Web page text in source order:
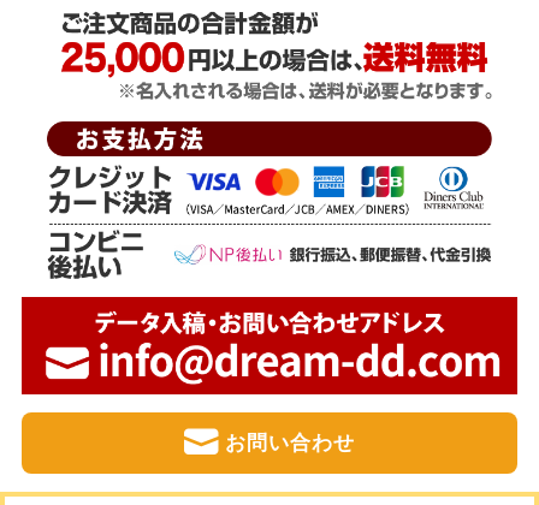
お問い合わせ